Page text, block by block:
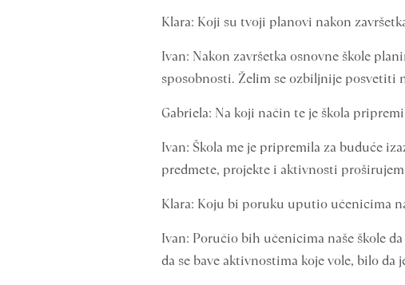
Klara: Koji su tvoji planovi nakon
Ivan: Nakon završetka osnovne škole
sposobnosti. Želim se ozbiljnije
Gabriela: Na koji način te je škola
Ivan: Škola me je pripremila za buduće
predmete, projekte i aktivnosti
Klara: Koju bi poruku uputio učenicima
Ivan: Poručio bih učenicima naše škole
da se bave aktivnostima koje vole, bilo